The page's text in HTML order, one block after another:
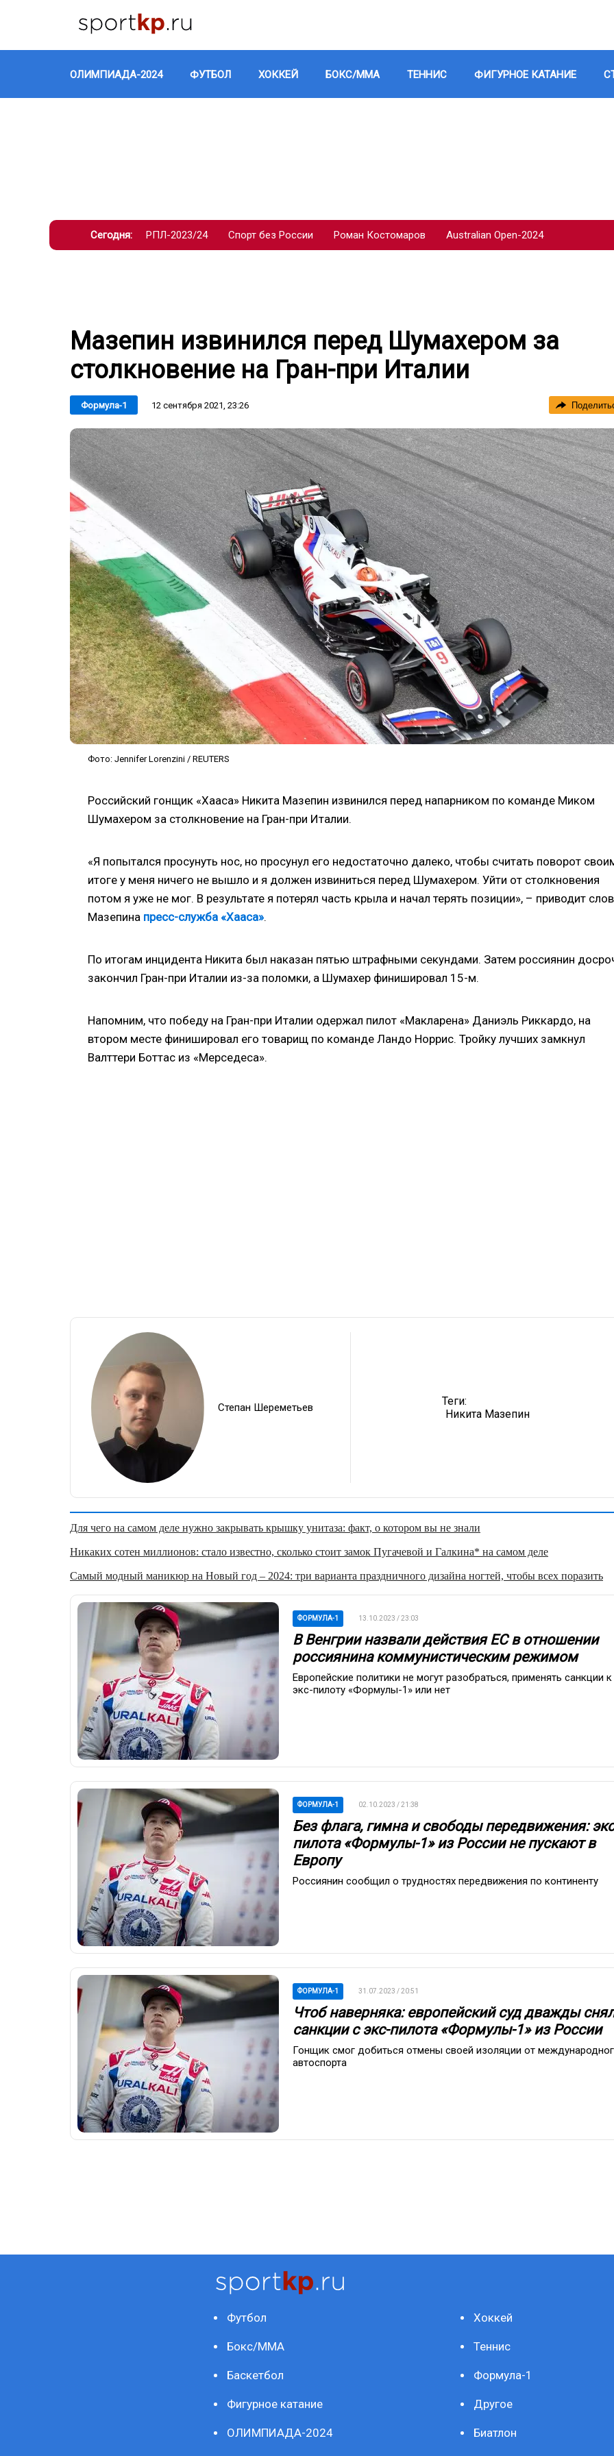
ОЛИМПИАДА-2024 ФУТБОЛ ХОККЕЙ БОКС/ММА ТЕННИС ФИГУРНОЕ КАТАНИЕ
Сегодня: РПЛ-2023/24 Спорт без России Роман Костомаров Australian Open-2024
Мазепин извинился перед Шумахером за
столкновение на Гран-при Италии
Формула-1 12 сентября 2021, 23:26
Фото: Jennifer Lorenzini / REUTERS
Российский гонщик «Хааса» Никита Мазепин извинился перед напарником по команде Миком
Шумахером за столкновение на Гран-при Италии.
«Я попытался просунуть нос, но просунул его недостаточно далеко, чтобы считать поворот
итоге у меня ничего не вышло и я должен извиниться перед Шумахером. Уйти от столкновения
потом я уже не мог. В результате я потерял часть крыла и начал терять позиции», – приводит
Мазепина пресс-служба «Хааса».
По итогам инцидента Никита был наказан пятью штрафными секундами. Затем россиянин
закончил Гран-при Италии из-за поломки, а Шумахер финишировал 15-м.
Напомним, что победу на Гран-при Италии одержал пилот «Макларена» Даниэль Риккардо, на
втором месте финишировал его товарищ по команде Ландо Норрис. Тройку лучших замкнул
Валттери Боттас из «Мерседеса».
Степан Шереметьев
Теги:
Никита Мазепин
Для чего на самом деле нужно закрывать крышку унитаза: факт, о котором вы не знали
Никаких сотен миллионов: стало известно, сколько стоит замок Пугачевой и Галкина* на самом деле
Самый модный маникюр на Новый год – 2024: три варианта праздничного дизайна ногтей, чтобы всех поразить
ФОРМУЛА-1 13.10.2023 / 23:03
В Венгрии назвали действия ЕС в отношении
россиянина коммунистическим режимом
Европейские политики не могут разобраться, применять санкции к
экс-пилоту «Формулы-1» или нет
ФОРМУЛА-1 02.10.2023 / 21:38
Без флага, гимна и свободы передвижения:
пилота «Формулы-1» из России не пускают в
Европу
Россиянин сообщил о трудностях передвижения по континенту
ФОРМУЛА-1 31.07.2023 / 20:51
Чтоб наверняка: европейский суд дважды
санкции с экс-пилота «Формулы-1» из России
Гонщик смог добиться отмены своей изоляции от
автоспорта
Футбол Хоккей
Бокс/ММА Теннис
Баскетбол Формула-1
Фигурное катание Другое
ОЛИМПИАДА-2024 Биатлон